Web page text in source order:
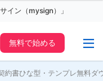
イン（mysign）」
無料で始める
約書ひな型・テンプレ無料ダ